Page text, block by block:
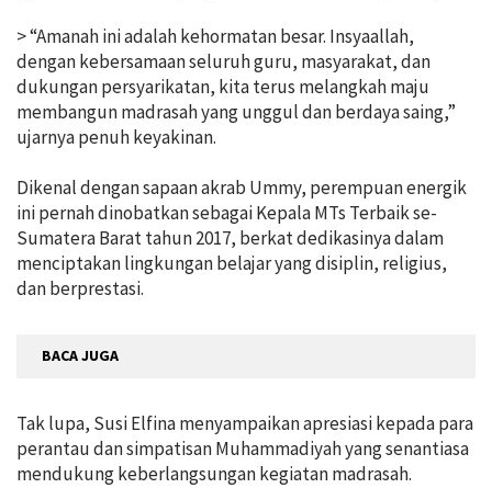
> “Amanah ini adalah kehormatan besar. Insyaallah,
dengan kebersamaan seluruh guru, masyarakat, dan
dukungan persyarikatan, kita terus melangkah maju
membangun madrasah yang unggul dan berdaya saing,”
ujarnya penuh keyakinan.
Dikenal dengan sapaan akrab Ummy, perempuan energik
ini pernah dinobatkan sebagai Kepala MTs Terbaik se-
Sumatera Barat tahun 2017, berkat dedikasinya dalam
menciptakan lingkungan belajar yang disiplin, religius,
dan berprestasi.
BACA JUGA
Tak lupa, Susi Elfina menyampaikan apresiasi kepada para
perantau dan simpatisan Muhammadiyah yang senantiasa
mendukung keberlangsungan kegiatan madrasah.